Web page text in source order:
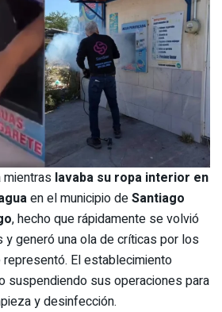
mientras lavaba su ropa interior en
en el municipio deSantiago
, hecho que rápidamente se volvió
generó una ola de críticas por los
El establecimiento
suspendiendo sus operaciones para
y desinfección.